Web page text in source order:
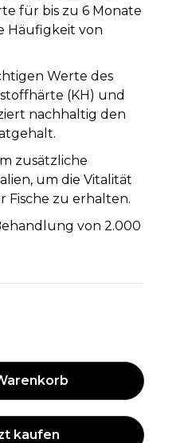
für bis zu 6 Monate
Häufigkeit von
Werte des
(KH) und
nachhaltig den
zusätzliche
um die Vitalität
Fische zu erhalten.
von 2.000
kaufen